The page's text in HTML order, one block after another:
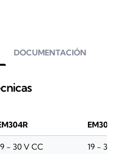
DOCUMENTACIÓN
- 30 V CC 19 - 30